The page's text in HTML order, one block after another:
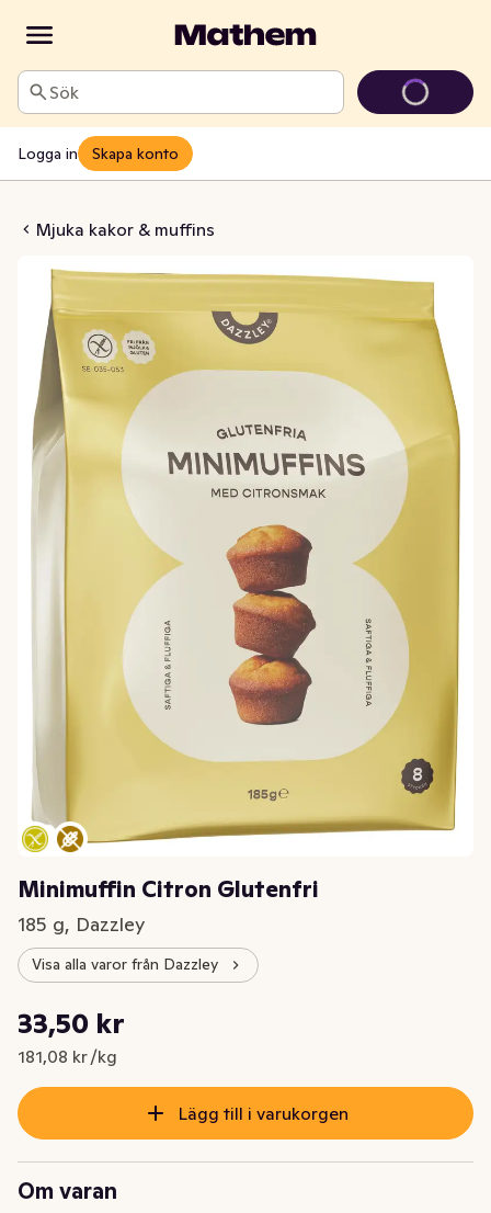
Sök
Logga in Skapa konto
Mjuka kakor & muffins
Citron Glutenfri
Minimuffin Citron Glutenfri
185 g, Dazzley
Visa alla varor från Dazzley
Nuvarande pris är: 33,50 kr
33,50 kr
181,08 kr /kg
Styckpris: 181,08 kr /kg
Lägg till i varukorgen
Om varan